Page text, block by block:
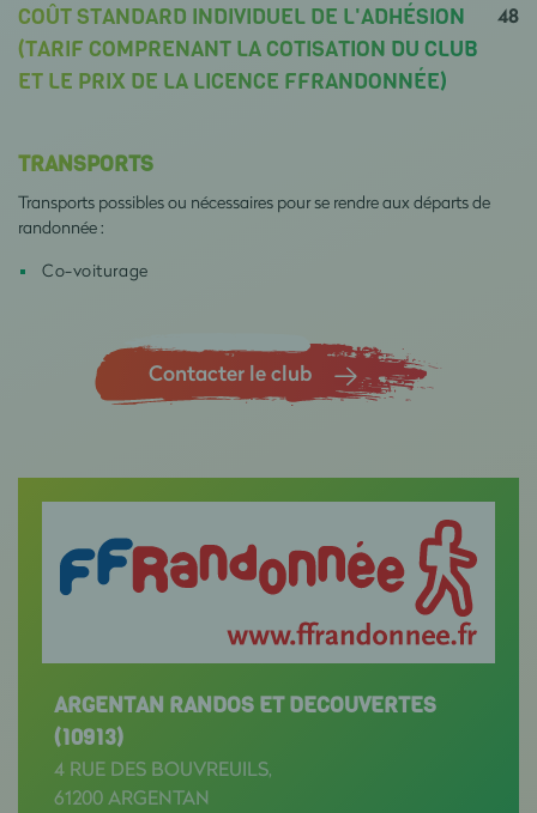
COÛT STANDARD INDIVIDUEL DE L'ADHÉSION
(TARIF COMPRENANT LA COTISATION DU CLUB
ET LE PRIX DE LA LICENCE FFRANDONNÉE)
48
TRANSPORTS
Transports possibles ou nécessaires pour se rendre aux départs de
randonnée :
Co-voiturage
Contacter le club
ARGENTAN RANDOS ET DECOUVERTES
(10913)
4 RUE DES BOUVREUILS,
61200 ARGENTAN